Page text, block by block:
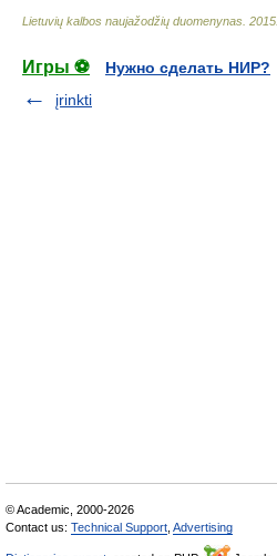
Lietuvių kalbos naujažodžių duomenynas 2015
Игры ⚽
Нужно сделать НИР?
įrinkti
© Academic, 2000-2026
Contact us: Technical Support Advertising